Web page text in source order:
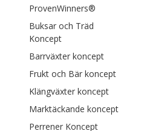
ProvenWinners®
Buksar och Träd
Koncept
Barrväxter koncept
Frukt och Bär koncept
Klängväxter koncept
Marktäckande koncept
Perrener Koncept